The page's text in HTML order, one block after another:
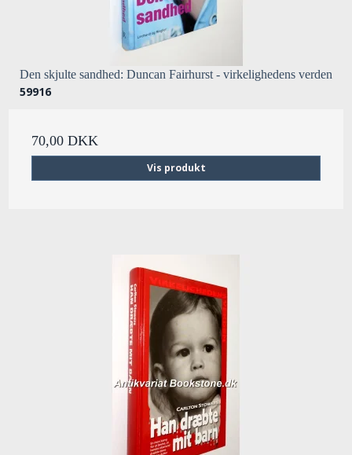
Den skjulte sandhed: Duncan Fairhurst - virkelighedens verden
59916
70,00 DKK
Vis produkt